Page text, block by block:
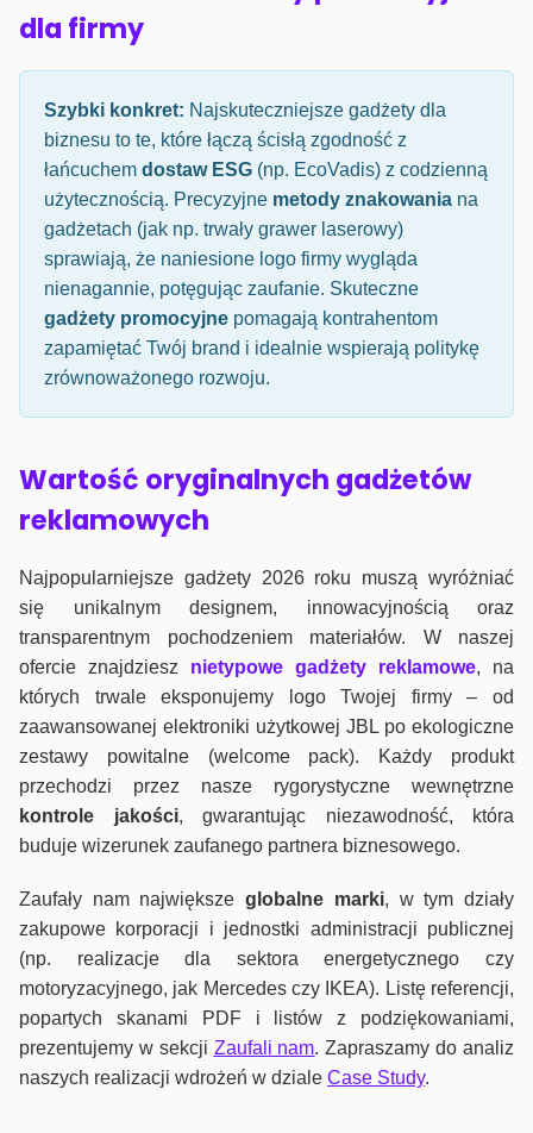
dla firmy
Szybki konkret: Najskuteczniejsze gadżety dla
biznesu to te, które łączą ścisłą zgodność z
łańcuchem dostaw ESG (np. EcoVadis) z codzienną
użytecznością. Precyzyjne metody znakowania na
gadżetach (jak np. trwały grawer laserowy)
sprawiają, że naniesione logo firmy wygląda
nienagannie, potęgując zaufanie. Skuteczne
gadżety promocyjne pomagają kontrahentom
zapamiętać Twój brand i idealnie wspierają politykę
zrównoważonego rozwoju.
Wartość oryginalnych gadżetów
reklamowych
Najpopularniejsze gadżety 2026 roku muszą wyróżniać
się unikalnym designem, innowacyjnością oraz
transparentnym pochodzeniem materiałów. W naszej
ofercie znajdziesz nietypowe gadżety reklamowe, na
których trwale eksponujemy logo Twojej firmy – od
zaawansowanej elektroniki użytkowej JBL po ekologiczne
zestawy powitalne (welcome pack). Każdy produkt
przechodzi przez nasze rygorystyczne wewnętrzne
kontrole jakości, gwarantując niezawodność, która
buduje wizerunek zaufanego partnera biznesowego.
Zaufały nam największeglobalne marki, w tym działy
zakupowe korporacji i jednostki administracji publicznej
(np. realizacje dla sektora energetycznego czy
motoryzacyjnego, jak Mercedes czy IKEA). Listę referencji,
popartych skanami PDF i listów z podziękowaniami,
prezentujemy w sekcji Zaufali nam. Zapraszamy do analiz
naszych realizacji wdrożeń w dziale Case Study.